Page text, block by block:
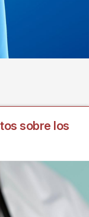
sobre los